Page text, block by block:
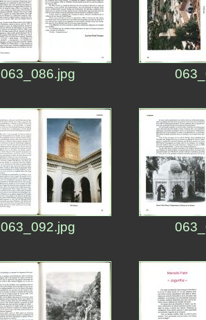
063_086.jpg
063_092.jpg